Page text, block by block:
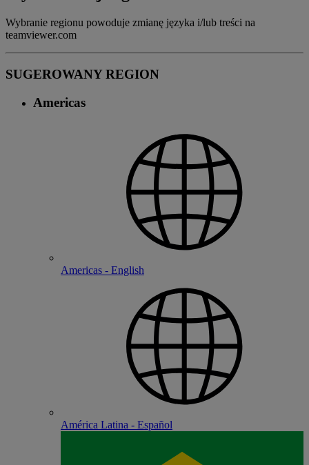
Wybranie regionu powoduje zmianę języka i/lub treści na
teamviewer.com
SUGEROWANY REGION
Americas
Americas - English
América Latina - Español